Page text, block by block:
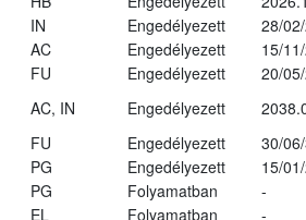
IN Engedélyezett
28/
AC Engedélyezett
15/
FU Engedélyezett
20/
AC, IN Engedélyezett
FU Engedélyezett
30/
PG Engedélyezett
15/
PG Folyamatban
-
EL Folyamatban
-